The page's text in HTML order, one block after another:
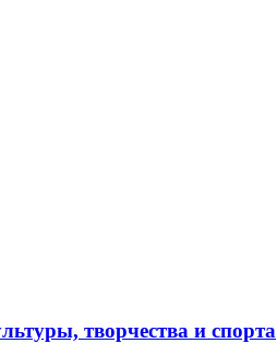
творчества и спорта